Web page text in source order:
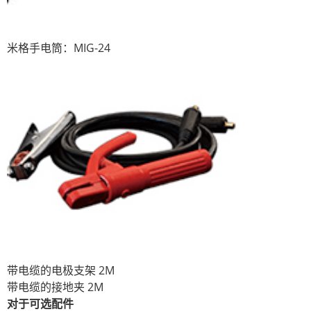
米格手电筒：MIG-24
带电缆的电极支架 2M
带电缆的接地夹 2M
对于可选配件